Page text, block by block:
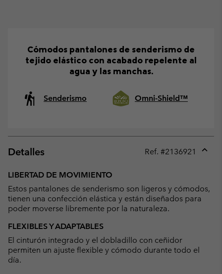
Cómodos pantalones de senderismo de
tejido elástico con acabado repelente al
agua y las manchas.
Senderismo Omni-Shield™
Detalles Ref. #2136921
LIBERTAD DE MOVIMIENTO
Estos pantalones de senderismo son ligeros y cómodos,
tienen una confección elástica y están diseñados para
poder moverse libremente por la naturaleza.
FLEXIBLES Y ADAPTABLES
El cinturón integrado y el dobladillo con ceñidor
permiten un ajuste flexible y cómodo durante todo el
día.